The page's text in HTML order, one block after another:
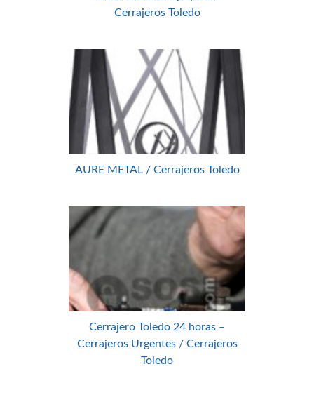
Cerrajeros Toledo
AURE METAL / Cerrajeros Toledo
Cerrajero Toledo 24 horas –
Cerrajeros Urgentes / Cerrajeros
Toledo